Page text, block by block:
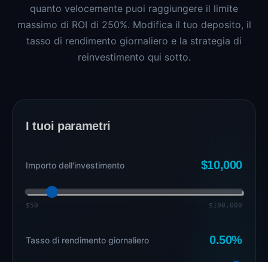
quanto velocemente puoi raggiungere il limite
massimo di ROI di 250%. Modifica il tuo deposito, il
tasso di rendimento giornaliero e la strategia di
reinvestimento qui sotto.
I tuoi parametri
Importo dell'investimento $10,000
$50 $100,000
Tasso di rendimento giornaliero 0.50%